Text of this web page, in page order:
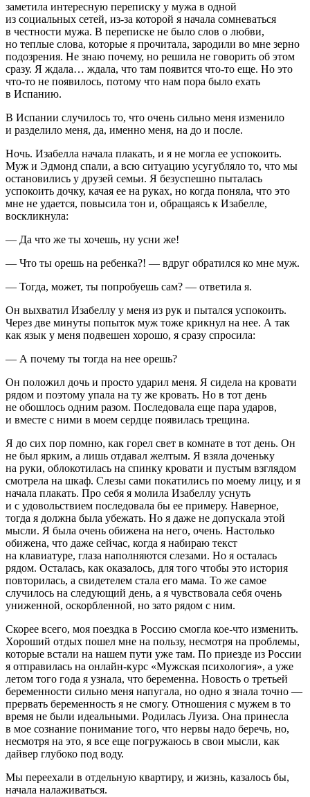
заметила интересную переписку у мужа в одной
из социальных сетей, из-за которой я начала сомневаться
в честности мужа. В переписке не было слов о любви,
но теплые слова, которые я прочитала, зародили во мне зерно
подозрения. Не знаю почему, но решила не говорить об этом
сразу. Я ждала… ждала, что там появится что-то еще. Но это
что-то не появилось, потому что нам пора было ехать
в Испанию.
В Испании случилось то, что очень сильно меня изменило
и разделило меня, да, именно меня, на до и после.
Ночь. Изабелла начала плакать, и я не могла ее успокоить.
Муж и Эдмонд спали, а всю ситуацию усугубляло то, что мы
остановились у друзей семьи. Я безуспешно пыталась
успокоить дочку, качая ее на руках, но когда поняла, что это
мне не удается, повысила тон и, обращаясь к Изабелле,
воскликнула:
— Да что же ты хочешь, ну усни же!
— Что ты орешь на ребенка?! — вдруг обратился ко мне муж.
— Тогда, может, ты попробуешь сам? — ответила я.
Он выхватил Изабеллу у меня из рук и пытался успокоить.
Через две минуты попыток муж тоже крикнул на нее. А так
как язык у меня подвешен хорошо, я сразу спросила:
— А почему ты тогда на нее орешь?
Он положил дочь и просто ударил меня. Я сидела на кровати
рядом и поэтому упала на ту же кровать. Но в тот день
не обошлось одним разом. Последовала еще пара ударов,
и вместе с ними в моем сердце появилась трещина.
Я до сих пор помню, как горел свет в комнате в тот день. Он
не был ярким, а лишь отдавал желтым. Я взяла доченьку
на руки, облокотилась на спинку кровати и пустым взглядом
смотрела на шкаф. Слезы сами покатились по моему лицу, и я
начала плакать. Про себя я молила Изабеллу уснуть
и с удовольствием последовала бы ее примеру. Наверное,
тогда я должна была убежать. Но я даже не допускала этой
мысли. Я была очень обижена на него, очень. Настолько
обижена, что даже сейчас, когда я набираю текст
на клавиатуре, глаза наполняются слезами. Но я осталась
рядом. Осталась, как оказалось, для того чтобы это история
повторилась, а свидетелем стала его мама. То же самое
случилось на следующий день, а я чувствовала себя очень
униженной, оскорбленной, но зато рядом с ним.
Скорее всего, моя поездка в Россию смогла кое-что изменить.
Хороший отдых пошел мне на пользу, несмотря на проблемы,
которые встали на нашем пути уже там. По приезде из России
я отправилась на онлайн-курс «Мужская психология», а уже
летом того года я узнала, что беременна. Новость о третьей
беременности сильно меня напугала, но одно я знала точно —
прервать беременность я не смогу. Отношения с мужем в то
время не были идеальными. Родилась Луиза. Она принесла
в мое сознание понимание того, что нервы надо беречь, но,
несмотря на это, я все еще погружаюсь в свои мысли, как
дайвер глубоко под воду.
Мы переехали в отдельную квартиру, и жизнь, казалось бы,
начала налаживаться.